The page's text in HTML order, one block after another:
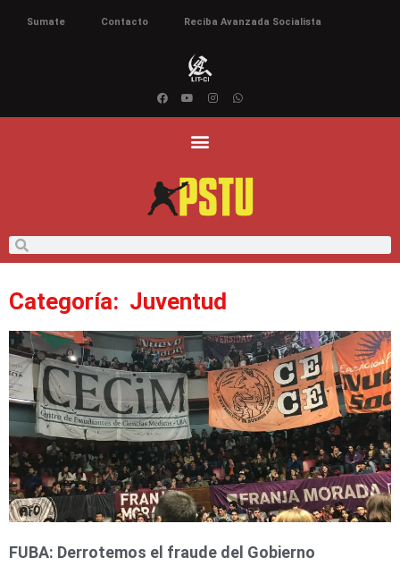
Sumate Contacto Reciba Avanzada Socialista
Categoría: Juventud
FUBA: Derrotemos el fraude del Gobierno